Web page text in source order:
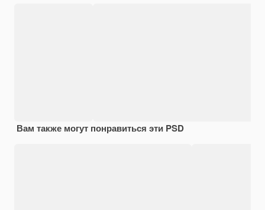
Вам также могут понравиться эти PSD